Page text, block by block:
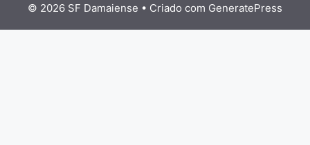
© 2026 SF Damaiense • Criado com GeneratePress